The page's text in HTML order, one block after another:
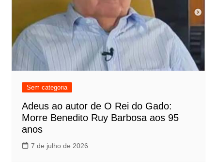
Sem categoria
Adeus ao autor de O Rei do Gado:
Morre Benedito Ruy Barbosa aos 95
anos
7 de julho de 2026